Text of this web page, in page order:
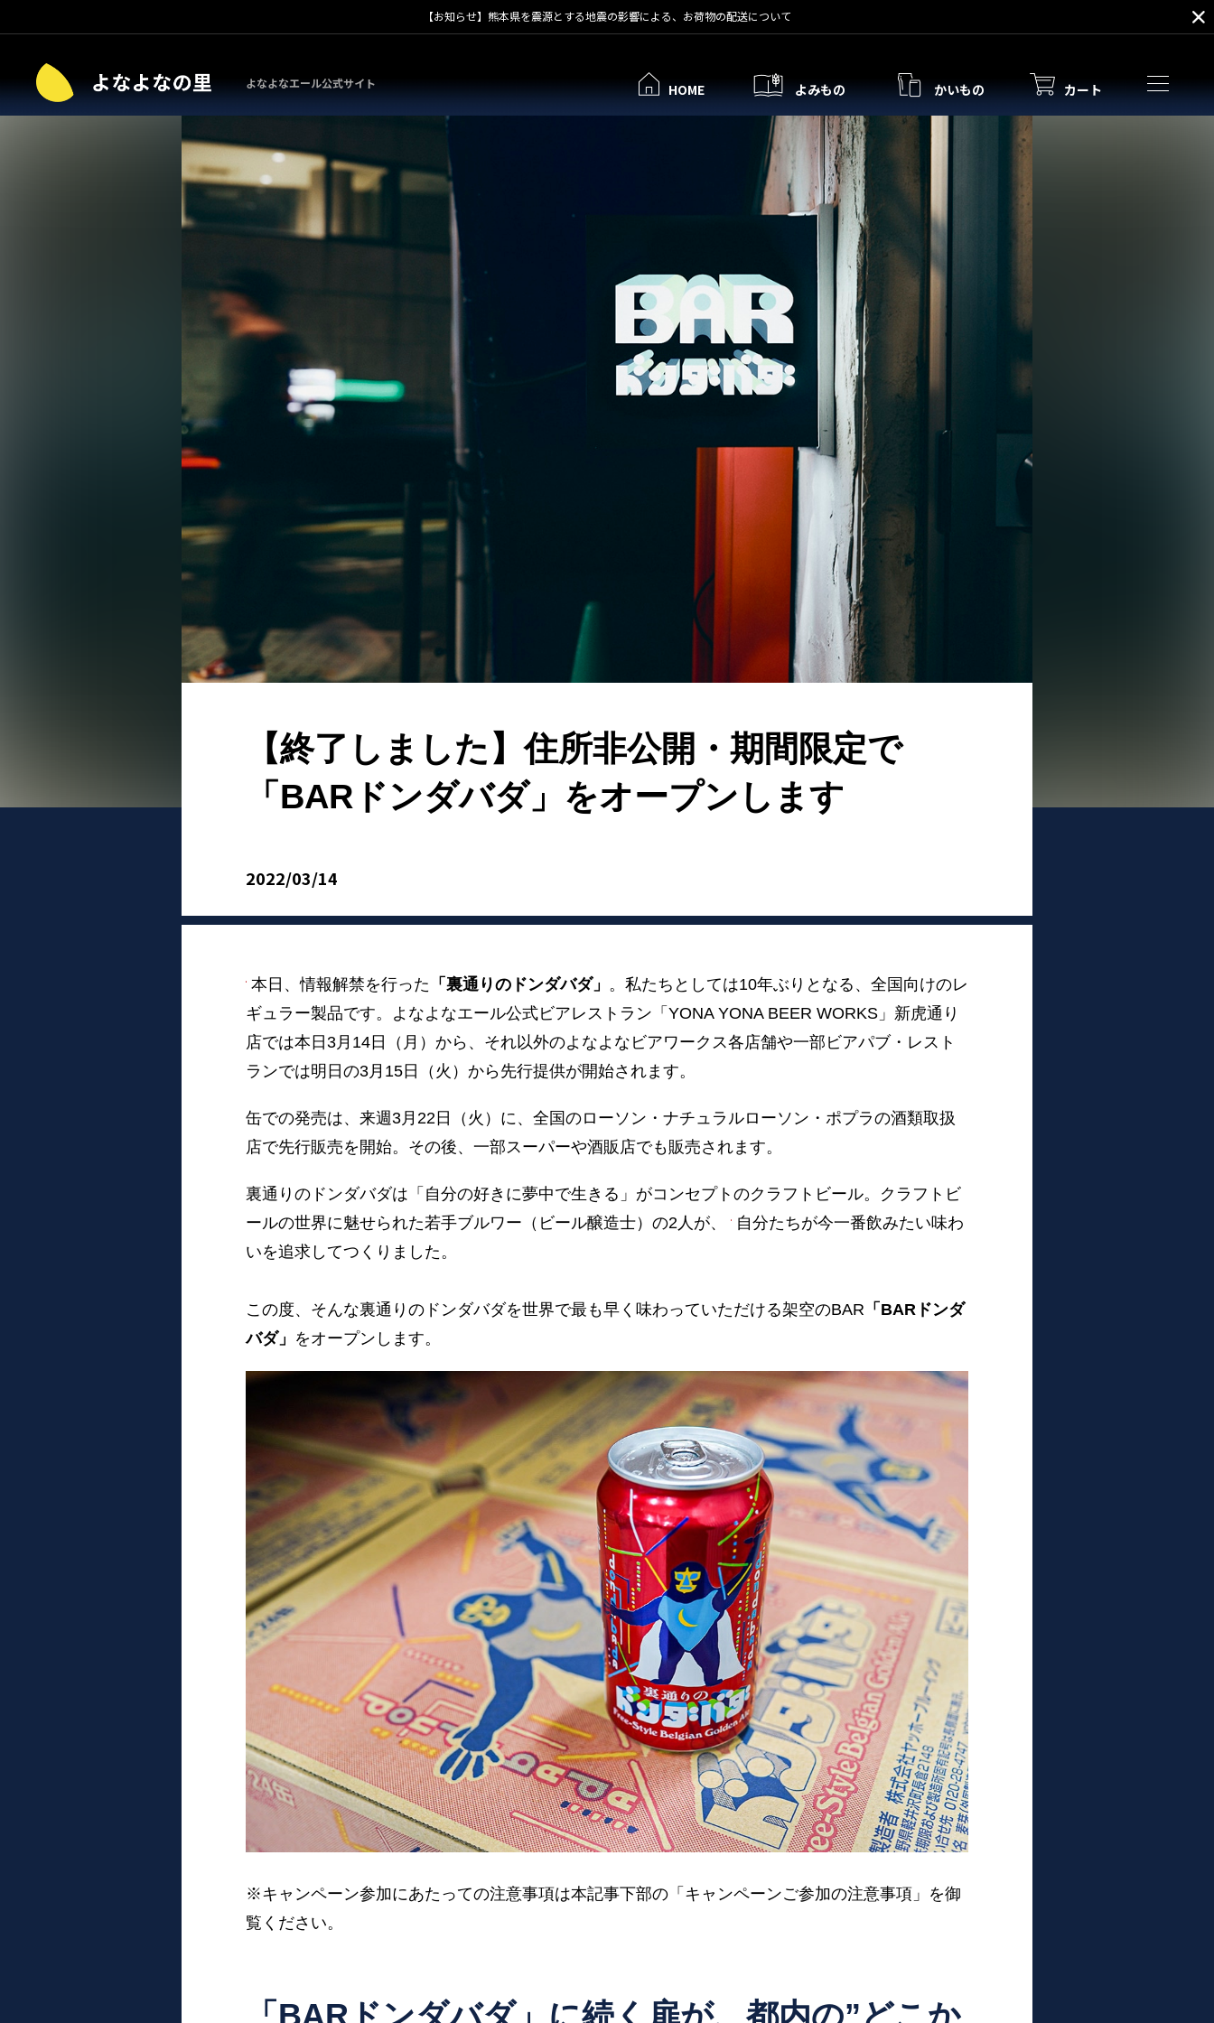
【お知らせ】熊本県を震源とする地震の影響による、お荷物の配送について
よなよなエール公式サイト HOME よみもの かいもの カート
【終了しました】住所非公開・期間限定で
「BARドンダバダ」をオープンします
2022/03/14
本日、情報解禁を行った 「裏通りのドンダバダ」 。私たちとしては10年ぶりとなる、全国向けのレ
ギュラー製品です。よなよなエール公式ビアレストラン「YONA YONA BEER WORKS」新虎通り
店では本日3月14日（月）から、それ以外のよなよなビアワークス各店舗や一部ビアパブ・レスト
ランでは明日の3月15日（火）から先行提供が開始されます。
缶での発売は、来週3月22日（火）に、全国のローソン・ナチュラルローソン・ポプラの酒類取扱
店で先行販売を開始。その後、一部スーパーや酒販店でも販売されます。
裏通りのドンダバダは「自分の好きに夢中で生きる」がコンセプトのクラフトビール。クラフトビ
ールの世界に魅せられた若手ブルワー（ビール醸造士）の2人が、 自分たちが今一番飲みたい味わ
いを追求してつくりました。
この度、そんな裏通りのドンダバダを世界で最も早く味わっていただける架空のBAR 「BARドンダ
バダ」 をオープンします。
※キャンペーン参加にあたっての注意事項は本記事下部の「キャンペーンご参加の注意事項」を御
覧ください。
「BARドンダバダ」に続く扉が、都内の”どこか